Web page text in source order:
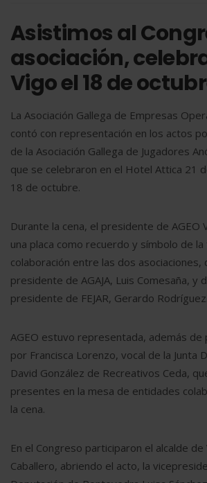
Asistimos al
asociación,
Vigo el 18 de
La Asociación Gallega de Empresas
contó con representación en los actos
de la Asociación Gallega de Jugadores
que se celebraron en el Hotel Attica 21
18 de octubre.
Durante la cena, el presidente de AGEO
una placa como recuerdo y símbolo de
colaboración entre las dos asociaciones,
presidente de AGAJA, Luis Comesaña, y
presidente de FEJAR, Gerardo Rodríguez.
AGEO estuvo representada, además
por Francisca Lorenzo, vocal de la Junta
David González de Recreativos Ceda,
presentes en la mesa de entidades
la cena.
En el Congreso participaron el alcalde de
Caballero, abriendo el acto, la